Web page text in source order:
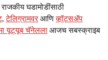
घडामोडींसाठी
,टेलिग्रामवर आणिव्हॉट्सॲप
यूट्यूब चॅनेलला आजच सबस्क्राइब